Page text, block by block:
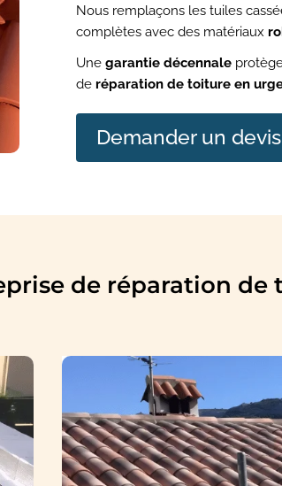
Nous remplaçons les tuiles
complètes avec des matériaux
Une garantie décennale
de réparation de toiture en
Demander un devis
de réparation de